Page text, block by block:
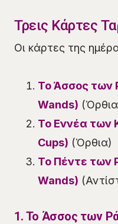
Τρεις Κάρτες
Οι κάρτες της
Το Άσσος των
Wands)
Το Εννέα των
Cups) (Όρθια)
Το Πέντε των
Wands)
1. Το Άσσος των